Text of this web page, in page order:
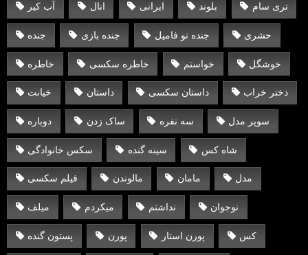
آب کیر انال ایرانی بلوند تری سام
جنده جنده بازی جنده تو فامیل حشری
خاطره خاطره سکسی خواستم خوشگل
خیانت داستان داستان سکسی دختر خراب
دوباره ساک زدن سه نفره سوپر مدل
سکس خانوادگی سینه گنده شاه کس
فیلم سکسی مالوندن مامان مدل
میلف میکردم نداشتم نوجوان
پستون گنده پورن پورن استار کس